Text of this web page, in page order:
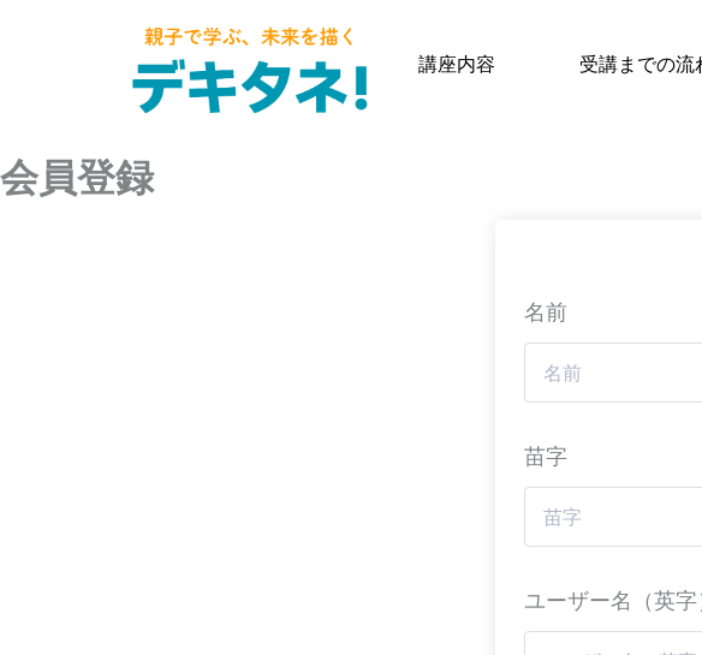
キ
ッ
講座内容 受講までの流
会員登録
名前
苗字
ユーザー名（英字